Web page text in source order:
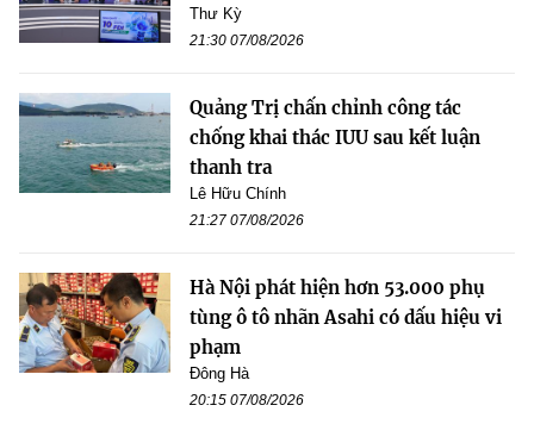
Thư Kỳ
21:30 07/08/2026
Quảng Trị chấn chỉnh công tác
chống khai thác IUU sau kết luận
thanh tra
Lê Hữu Chính
21:27 07/08/2026
Hà Nội phát hiện hơn 53.000 phụ
tùng ô tô nhãn Asahi có dấu hiệu vi
phạm
Đông Hà
20:15 07/08/2026